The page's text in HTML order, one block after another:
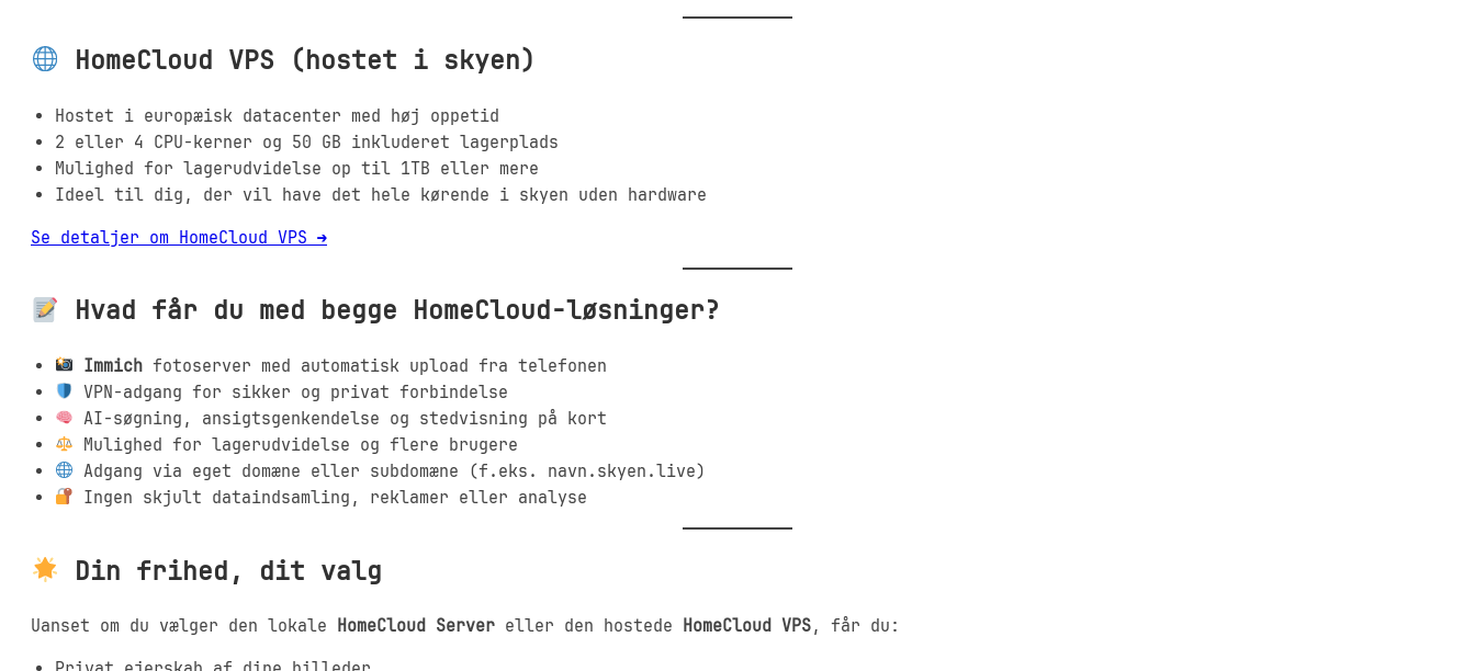
HomeCloud VPS (hostet i skyen)
Hostet i europæisk datacenter med høj oppetid
2 eller 4 CPU-kerner og 50 GB inkluderet lagerplads
Mulighed for lagerudvidelse op til 1TB eller mere
Ideel til dig, der vil have det hele kørende i skyen uden hardware
Se detaljer om HomeCloud VPS ➔
Hvad får du med begge HomeCloud-løsninger?
Immich fotoserver med automatisk upload fra telefonen
VPN-adgang for sikker og privat forbindelse
AI-søgning, ansigtsgenkendelse og stedvisning på kort
Mulighed for lagerudvidelse og flere brugere
Adgang via eget domæne eller subdomæne (f.eks. navn.skyen.live)
Ingen skjult dataindsamling, reklamer eller analyse
Din frihed, dit valg
Uanset om du vælger den lokale HomeCloud Server eller den hostede HomeCloud VPS, får du: